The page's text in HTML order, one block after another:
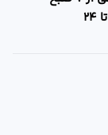
تا 24